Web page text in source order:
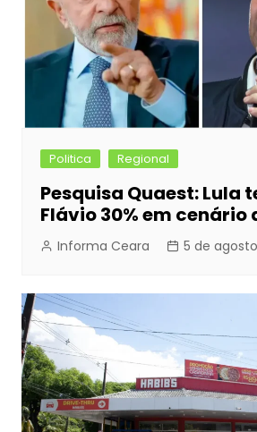
Politica Regional
Pesquisa Quaest: Lula
Flávio 30% em cenário
Informa Ceara 5 de